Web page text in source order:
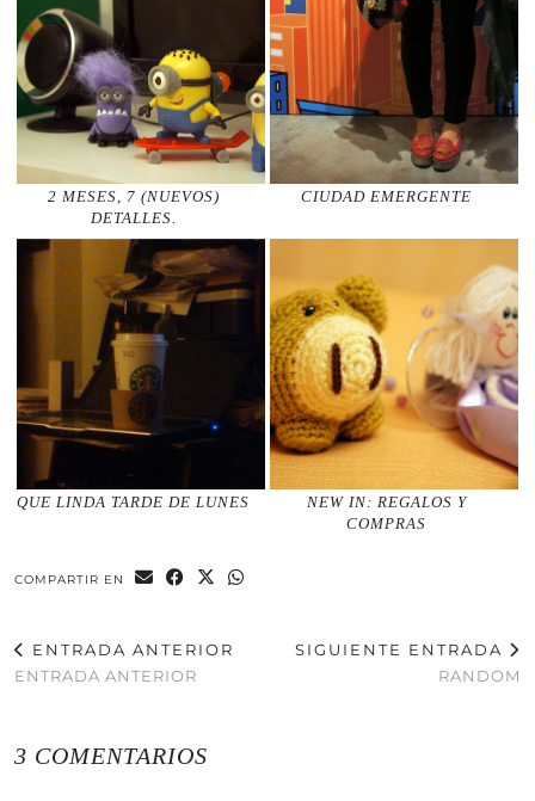
2 MESES, 7 (NUEVOS)
DETALLES.
CIUDAD EMERGENTE
QUE LINDA TARDE DE LUNES
NEW IN: REGALOS Y
COMPRAS
COMPARTIR EN
ENTRADA ANTERIOR
ENTRADA ANTERIOR
SIGUIENTE ENTRADA
RANDOM
3 COMENTARIOS